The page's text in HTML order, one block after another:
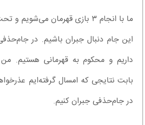
ما با انجام ۳‌ بازی قهرمان
این جام دنبال جبران باشیم. در
داریم و محکوم به قهرمانی هستیم. من
بابت نتایجی که امسال گرفته‌ایم
در جام‌حذفی جبران کنیم.